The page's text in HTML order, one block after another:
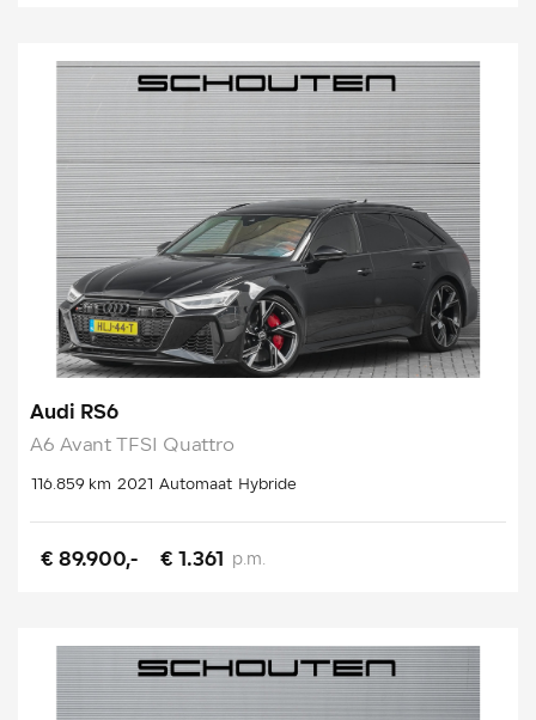
Audi RS6
A6 Avant TFSI Quattro
116.859 km 2021 Automaat Hybride
€ 89.900,- € 1.361 p.m.